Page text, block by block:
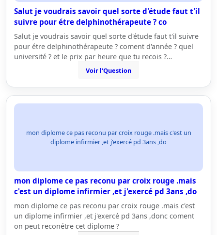
Salut je voudrais savoir quel sorte d'étude faut t'il
suivre pour étre delphinothérapeute ? co
Salut je voudrais savoir quel sorte d'étude faut t'il suivre
pour étre delphinothérapeute ? coment d'année ? quel
université ? et le prix par heure que tu recois ?…
Voir l'Question
mon diplome ce pas reconu par croix rouge .mais c'est un
diplome infirmier ,et j'exercé pd 3ans ,do
mon diplome ce pas reconu par croix rouge .mais
c'est un diplome infirmier ,et j'exercé pd 3ans ,do
mon diplome ce pas reconu par croix rouge .mais c'est
un diplome infirmier ,et j'exercé pd 3ans ,donc coment
on peut reconétre cet diplome ?